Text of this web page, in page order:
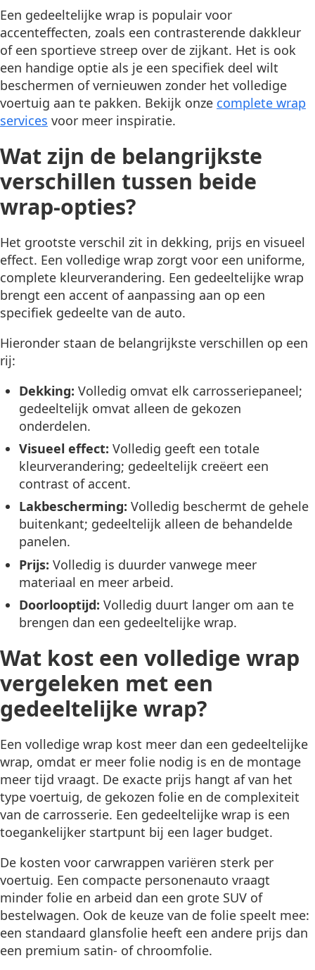
Een gedeeltelijke wrap is populair voor
accenteffecten, zoals een contrasterende dakkleur
of een sportieve streep over de zijkant. Het is ook
een handige optie als je een specifiek deel wilt
beschermen of vernieuwen zonder het volledige
voertuig aan te pakken. Bekijk onze complete wrap
services voor meer inspiratie.
Wat zijn de belangrijkste
verschillen tussen beide
wrap-opties?
Het grootste verschil zit in dekking, prijs en visueel
effect. Een volledige wrap zorgt voor een uniforme,
complete kleurverandering. Een gedeeltelijke wrap
brengt een accent of aanpassing aan op een
specifiek gedeelte van de auto.
Hieronder staan de belangrijkste verschillen op een
rij:
Dekking: Volledig omvat elk carrosseriepaneel;
gedeeltelijk omvat alleen de gekozen
onderdelen.
Visueel effect: Volledig geeft een totale
kleurverandering; gedeeltelijk creëert een
contrast of accent.
Lakbescherming: Volledig beschermt de gehele
buitenkant; gedeeltelijk alleen de behandelde
panelen.
Prijs: Volledig is duurder vanwege meer
materiaal en meer arbeid.
Doorlooptijd: Volledig duurt langer om aan te
brengen dan een gedeeltelijke wrap.
Wat kost een volledige wrap
vergeleken met een
gedeeltelijke wrap?
Een volledige wrap kost meer dan een gedeeltelijke
wrap, omdat er meer folie nodig is en de montage
meer tijd vraagt. De exacte prijs hangt af van het
type voertuig, de gekozen folie en de complexiteit
van de carrosserie. Een gedeeltelijke wrap is een
toegankelijker startpunt bij een lager budget.
De kosten voor carwrappen variëren sterk per
voertuig. Een compacte personenauto vraagt
minder folie en arbeid dan een grote SUV of
bestelwagen. Ook de keuze van de folie speelt mee:
een standaard glansfolie heeft een andere prijs dan
een premium satin- of chroomfolie.